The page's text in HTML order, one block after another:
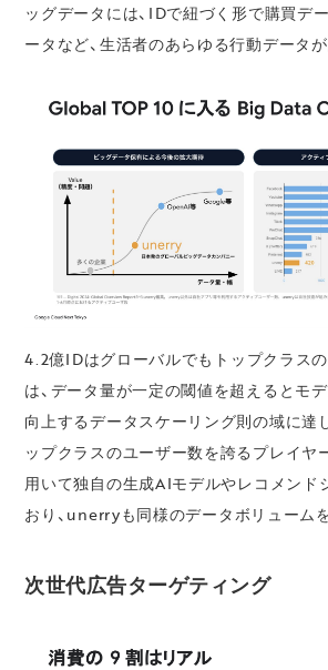
ッグデータには、IDで紐づく形で購買デ
ータなど、生活者のあらゆる行動データ
4.2億IDはグローバルでもトップクラス
は、データ量が一定の閾値を超えるとモ
向上するデータスケーリング則の域に達
ップクラスのユーザー数を誇るプレイヤ
用いて独自の生成AIモデルやレコメンド
おり、unerryも同様のデータボリューム
次世代広告ターゲティング